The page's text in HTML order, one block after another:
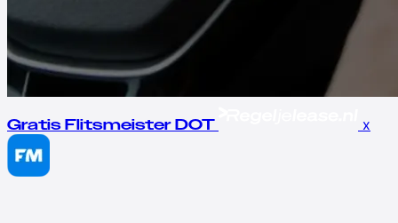
Gratis Flitsmeister DOT x